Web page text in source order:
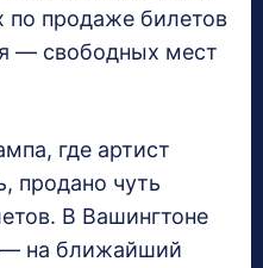
по продаже билетов
— свободных мест
где артист
продано чуть
В Вашингтоне
— на ближайший